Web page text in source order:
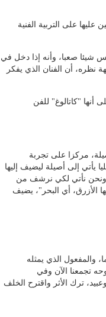
على التربية الفنية
شيئا صعبا، وأنه إذا دخل في
نظره، أن الفنان الذي يفكر
أنها "كاتالوغ" للفن
مركزا على تجربة
يأتي إلى أصيلة ليضيف إليها
ونحن نأتي لكي نرشف من
الأزرق، أي البحر"، يضيف
والمفعول الذي يمثله
تجمعنا الآن وفي
ترك الأثر واقترح الخلف